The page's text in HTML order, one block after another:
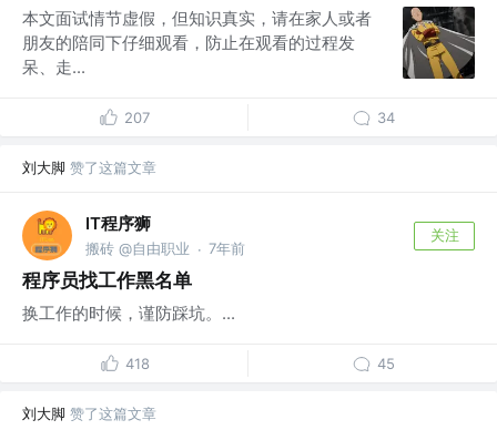
本文面试情节虚假，但知识真实，请在家人或者
朋友的陪同下仔细观看，防止在观看的过程发
呆、走...
207 34
刘大脚 赞了这篇文章
IT程序狮
搬砖 @自由职业 · 7年前
关注
程序员找工作黑名单
换工作的时候，谨防踩坑。...
418 45
刘大脚 赞了这篇文章